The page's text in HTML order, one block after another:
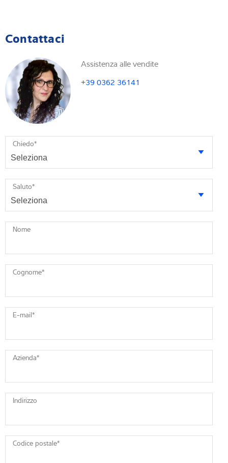
Contattaci
Assistenza alle vendite
+39 0362 36141
Chiedo*
Saluto*
Nome
Cognome*
E-mail*
Azienda*
Indirizzo
Codice postale*